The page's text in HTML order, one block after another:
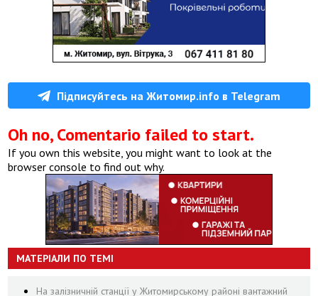
Підписуйтесь на Житомир.info в Telegram
Oh no, Comentario failed to start.
If you own this website, you might want to look at the
browser console to find out why.
МАТЕРІАЛИ ПО ТЕМІ
На залізничній станції у Житомирському районі вантажний